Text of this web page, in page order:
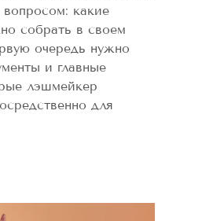
вопросом: какие
собрать в своем
очередь нужно
и главные
лэшмейкер
для